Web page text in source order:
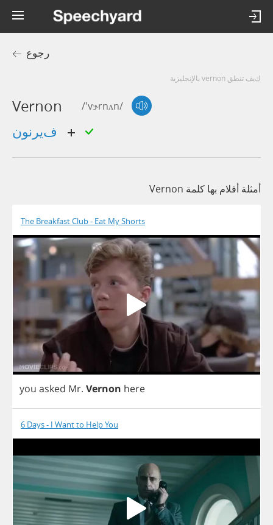
رجوع
كيف تنطق vernon بالإنجليزية
Vernon /'vɝrnʌn/
أمثلة أفلام بها كلمة Vernon
The Breakfast Club - Eat My Shorts
you asked Mr. Vernon here
6 Days - I Want to Help You